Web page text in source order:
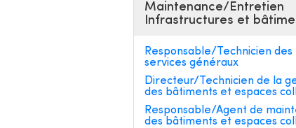
Maintenance/Entretien
Infrastructures et
Responsable/Technicien des
services généraux
Directeur/Technicien de la
des bâtiments et espaces
Responsable/Agent de
des bâtiments et espaces